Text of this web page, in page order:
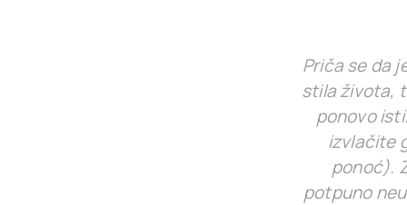
Priča se da
stila života,
ponovo
izvlačite
ponoć).
potpuno